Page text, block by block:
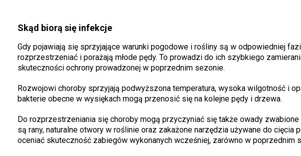
Skąd biorą się infekcje
Gdy pojawiają się sprzyjające warunki pogodowe i rośliny są w odpowiedniej
rozprzestrzeniać i porażają młode pędy. To prowadzi do ich szybkiego
skuteczności ochrony prowadzonej w poprzednim sezonie.
Rozwojowi choroby sprzyjają podwyższona temperatura, wysoka wilgotność i
bakterie obecne w wysiękach mogą przenosić się na kolejne pędy i drzewa.
Do rozprzestrzeniania się choroby mogą przyczyniać się także owady
są rany, naturalne otwory w roślinie oraz zakażone narzędzia używane do cięcia
oceniać skuteczność zabiegów wykonanych wcześniej, zarówno w poprzednim